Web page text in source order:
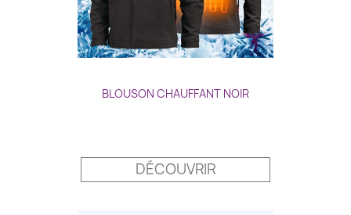
BLOUSON CHAUFFANT NOIR
DÉCOUVRIR